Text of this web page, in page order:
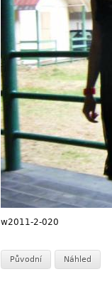
w2011-2-020
Původní Náhled